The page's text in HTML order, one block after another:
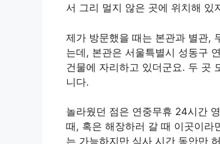
서 그리 멀지 않은 곳에 위치해 있
제가 방문했을 때는 본관과 별관,
는데, 본관은 서울특별시 성동구
건물에 자리하고 있더군요. 두 곳
니다.
놀라웠던 점은 연중무휴 24시간
때, 혹은 해장하러 갈 때 이곳이라
는 가능하지만 식사 시간 동안만